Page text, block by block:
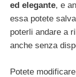
ed elegante, e
essa potete
poterli andare a
anche senza
Potete